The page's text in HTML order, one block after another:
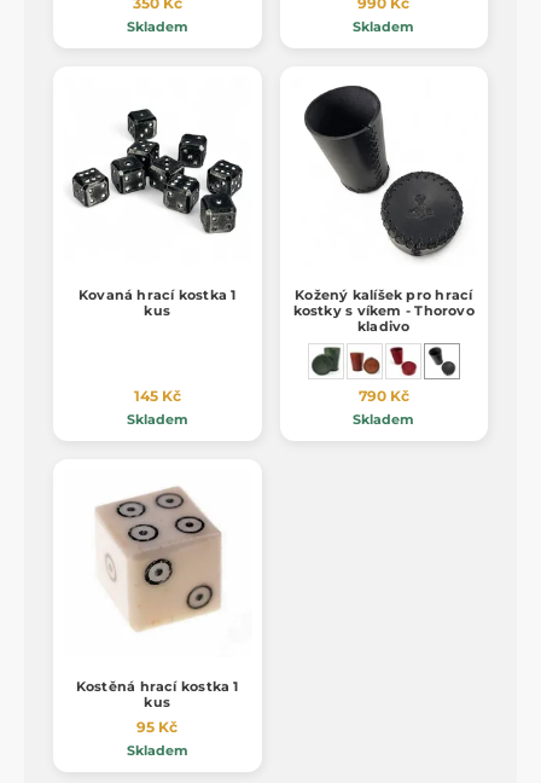
Skladem Skladem
Kovaná hrací kostka 1
kus
145 Kč
Skladem
Kožený kalíšek pro hrací
kostky s víkem - Thorovo
kladivo
790 Kč
Skladem
Kostěná hrací kostka 1
kus
95 Kč
Skladem